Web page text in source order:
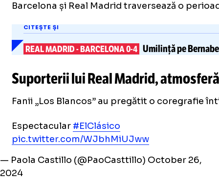
Barcelona și Real Madrid traversează o
CITEȘTE ȘI
REAL MADRID-BARCELONA 0-4 Umilință pe
Suporterii lui Real Madrid,
Fanii „Los Blancos” au pregătit o coregrafie
Espectacular #ElClásico
pic.twitter.com/WJbhMiUJww
— Paola Castillo (@PaoCasttillo) October 26,
2024